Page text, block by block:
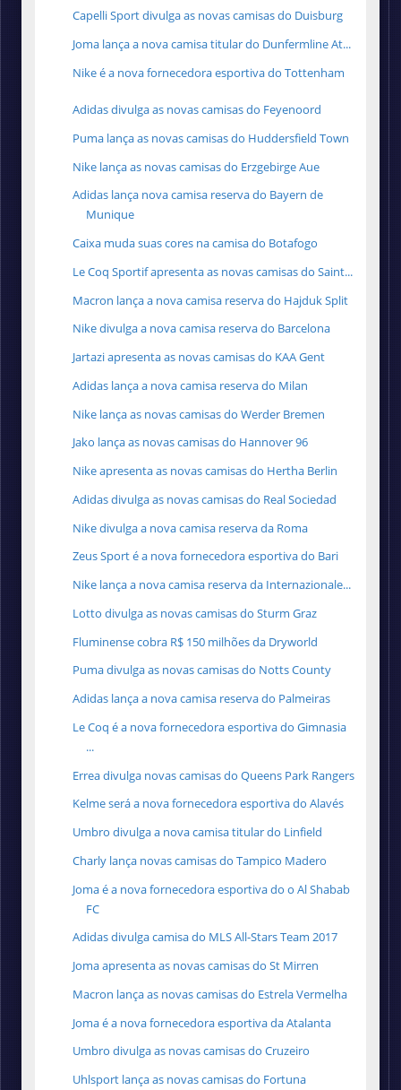
Capelli Sport divulga as novas camisas do Duisburg
Joma lança a nova camisa titular do Dunfermline At...
Nike é a nova fornecedora esportiva do Tottenham
Adidas divulga as novas camisas do Feyenoord
Puma lança as novas camisas do Huddersfield Town
Nike lança as novas camisas do Erzgebirge Aue
Adidas lança nova camisa reserva do Bayern de
Munique
Caixa muda suas cores na camisa do Botafogo
Le Coq Sportif apresenta as novas camisas do Saint...
Macron lança a nova camisa reserva do Hajduk Split
Nike divulga a nova camisa reserva do Barcelona
Jartazi apresenta as novas camisas do KAA Gent
Adidas lança a nova camisa reserva do Milan
Nike lança as novas camisas do Werder Bremen
Jako lança as novas camisas do Hannover 96
Nike apresenta as novas camisas do Hertha Berlin
Adidas divulga as novas camisas do Real Sociedad
Nike divulga a nova camisa reserva da Roma
Zeus Sport é a nova fornecedora esportiva do Bari
Nike lança a nova camisa reserva da Internazionale...
Lotto divulga as novas camisas do Sturm Graz
Fluminense cobra R$ 150 milhões da Dryworld
Puma divulga as novas camisas do Notts County
Adidas lança a nova camisa reserva do Palmeiras
Le Coq é a nova fornecedora esportiva do Gimnasia
...
Errea divulga novas camisas do Queens Park Rangers
Kelme será a nova fornecedora esportiva do Alavés
Umbro divulga a nova camisa titular do Linfield
Charly lança novas camisas do Tampico Madero
Joma é a nova fornecedora esportiva do o Al Shabab
FC
Adidas divulga camisa do MLS All-Stars Team 2017
Joma apresenta as novas camisas do St Mirren
Macron lança as novas camisas do Estrela Vermelha
Joma é a nova fornecedora esportiva da Atalanta
Umbro divulga as novas camisas do Cruzeiro
Uhlsport lança as novas camisas do Fortuna